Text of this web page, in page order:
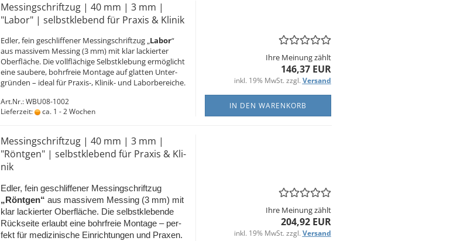
Mes­sing­schrift­zug | 40 mm | 3 mm |
"Labor" | selbst­kle­bend für Pra­xis & Kli­nik
Edler, fein ge­schlif­fe­ner Mes­sing­schrift­zug „Labor“
aus mas­si­vem Mes­sing (3 mm) mit klar la­ckier­ter
Ober­flä­che. Die voll­flä­chi­ge Selbst­kle­bung er­mög­licht
eine sau­be­re, bohr­freie Mon­ta­ge auf glat­ten Un­ter­
grün­den – ideal für Praxis-​, Klinik-​ und La­bor­be­rei­che.
Art.Nr.: WBU08-1002
Lieferzeit:
ca. 1 - 2 Wochen
Ihre Meinung zählt
146,37 EUR
inkl. 19% MwSt. zzgl. Versand
IN DEN WARENKORB
Mes­sing­schrift­zug | 40 mm | 3 mm |
"Rönt­gen" | selbst­kle­bend für Pra­xis & Kli­
nik
Edler, fein ge­schlif­fe­ner Mes­sing­schrift­zug
„Rönt­gen“ aus mas­si­vem Mes­sing (3 mm) mit
klar la­ckier­ter Ober­flä­che. Die selbst­kle­ben­de
Rück­sei­te er­laubt eine bohr­freie Mon­ta­ge – per­
fekt für me­di­zi­ni­sche Ein­rich­tun­gen und Pra­xen.
Ihre Meinung zählt
204,92 EUR
inkl. 19% MwSt. zzgl. Versand